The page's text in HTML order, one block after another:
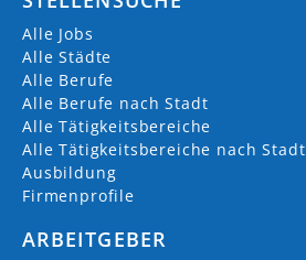
Alle Jobs
Alle Städte
Alle Berufe
Alle Berufe nach Stadt
Alle Tätigkeitsbereiche
Alle Tätigkeitsbereiche nach Stadt
Ausbildung
Firmenprofile
ARBEITGEBER